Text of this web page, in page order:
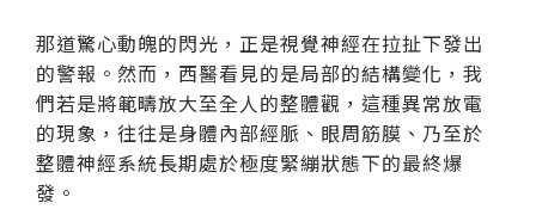
那道驚心動魄的閃光，正是視覺神經在拉扯下發出
的警報。然而，西醫看見的是局部的結構變化，我
們若是將範疇放大至全人的整體觀，這種異常放電
的現象，往往是身體內部經脈、眼周筋膜、乃至於
整體神經系統長期處於極度緊繃狀態下的最終爆
發。